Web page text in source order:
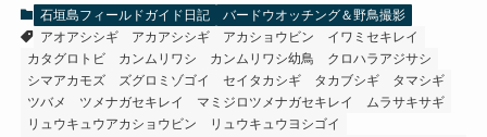
石垣島フィールドガイド日記
バードウオッチング＆野鳥撮影
アオアシシギ
アカアシシギ アカショウビン
イワミセキレイ
カタグロトビ
カンムリワシ カンムリワシ幼鳥
クロハラアジサシ
シマアカモズ
ズグロミゾゴイ セイタカシギ タカブシギ
タマシギ
ツバメ
ツメナガセキレイ マミジロツメナガセキレイ
ムラサキサギ
リュウキュウアカショウビン
リュウキュウヨシゴイ